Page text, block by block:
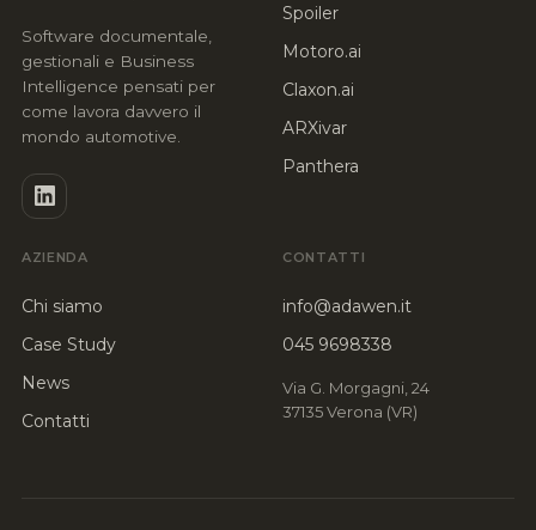
Software documentale,
gestionali e Business
Intelligence pensati per
come lavora davvero il
mondo automotive.
Spoiler
Motoro.ai
Claxon.ai
ARXivar
Panthera
AZIENDA
Chi siamo
Case Study
News
Contatti
CONTATTI
info@adawen.it
045 9698338
Via G. Morgagni, 24
37135 Verona (VR)